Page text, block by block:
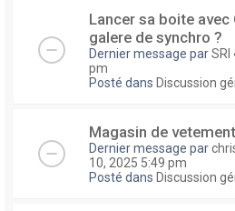
Lancer sa boite avec
galere de synchro ?
Dernier message parSRI
pm
Posté dans Discussion
Magasin de vetement
Dernier message par
10, 2025 5:49 pm
Posté dans Discussion